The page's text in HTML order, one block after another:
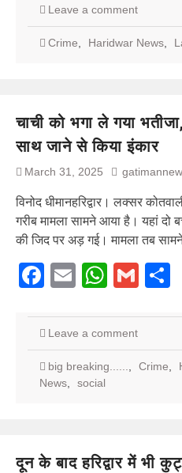
Leave a comment
Crime Haridwar News
चाची को भगा ले गया
साथ जाने से किया इंकार
March 31, 2025
विनोद धीमानहरिद्वार। लक्सर
गरीब मामला सामने आया है। यहां
की जिद पर अड़ गई। मामला तब
Facebook
Email
Leave a comment
big breaking...... Crime
News
social
दून के बाद हरिद्वार में भी